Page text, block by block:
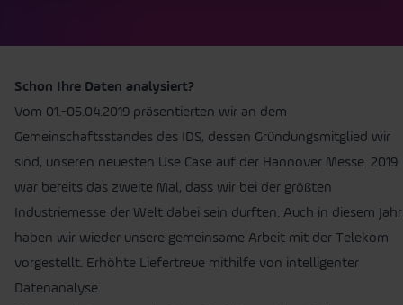
Schon Ihre Daten analysiert?
Vom 01.-05.04.2019 präsentierten wir an dem
Gemeinschaftsstandes des IDS, dessen Gründungsmitglied wir
sind, unseren neuesten Use Case auf der Hannover Messe. 2019
war bereits das zweite Mal, dass wir bei der größten
Industriemesse der Welt dabei sein durften. Auch in diesem Jahr
haben wir wieder unsere gemeinsame Arbeit mit der Telekom
vorgestellt. Erhöhte Liefertreue mithilfe von intelligenter
Datenanalyse.